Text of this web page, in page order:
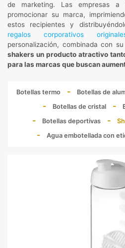
de marketing. Las empresas a
promocionar su marca,
estos recipientes y
regalos corporativos
personalización, combinada con
shakers un producto atractivo
para las marcas que buscan
Botellas termo Botellas de
Botellas de cristal
Botellas deportivas
Agua embotellada con